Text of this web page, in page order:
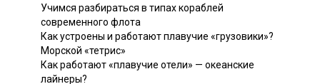
Учимся разбираться в типах кораблей
современного флота
Как устроены и работают плавучие «грузовики»?
Морской «тетрис»
Как работают «плавучие отели» — океанские
лайнеры?